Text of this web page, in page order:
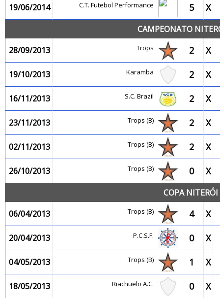
19/06/2014 C.T. Futebol Performance 5 X
CAMPEONATO
28/09/2013
Trops 2 X
19/10/2013 Karamba 2 X
16/11/2013 S.C. Brazil 2 X
23/11/2013 Trops (B) 2 X
02/11/2013 Trops (B) 2 X
26/10/2013 Trops (B) 0 X
COPA
06/04/2013
Trops (B) 4 X
20/04/2013 P.C.S.F. 0 X
04/05/2013 Trops (B) 1 X
18/05/2013 Riachuelo A.C. 0 X